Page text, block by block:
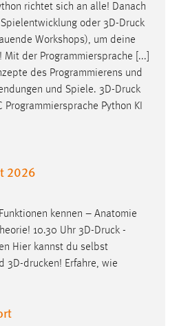
richtet sich an alle! Danach
oder 3D-Druck
Workshops), um deine
Mit der Programmiersprache [...]
des Programmierens und
und Spiele. 3D-Druck
Python KI
2026
kennen – Anatomie
10.30 Uhr 3D-Druck -
Hier kannst du selbst
3D-drucken! Erfahre, wie